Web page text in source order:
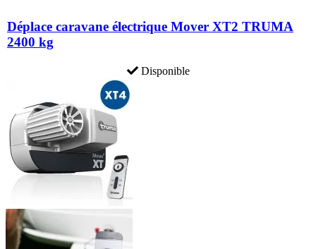
Déplace caravane électrique Mover XT2 TRUMA
2400 kg
Disponible